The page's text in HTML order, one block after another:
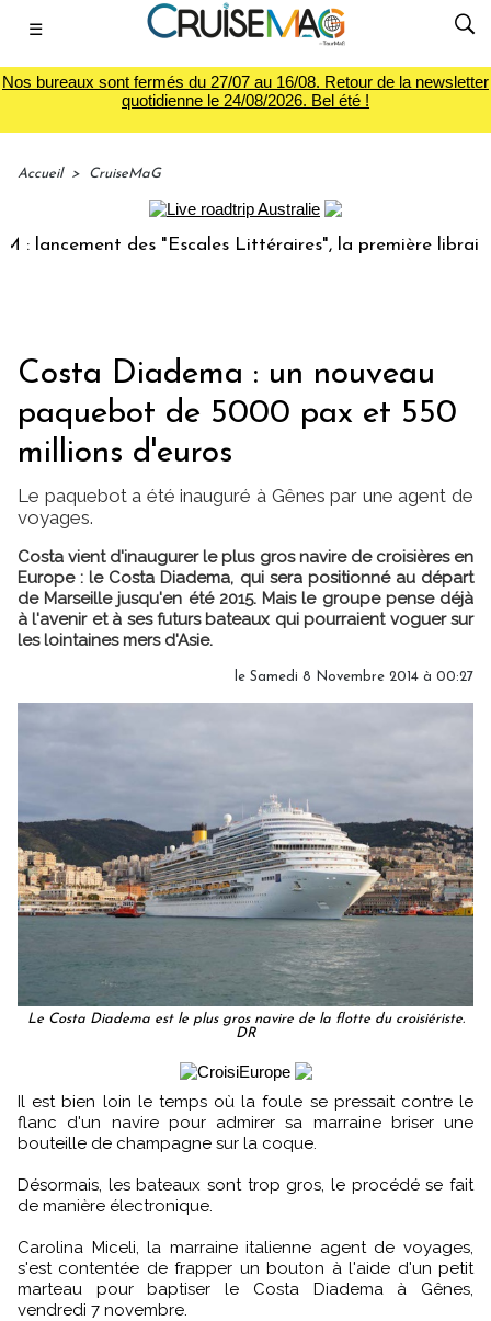
☰
Nos bureaux sont fermés du 27/07 au 16/08. Retour de la newsletter
quotidienne le 24/08/2026. Bel été !
Accueil > CruiseMaG
des "Escales Littéraires", la première librairie du
Costa Diadema : un nouveau
paquebot de 5000 pax et 550
millions d'euros
Le paquebot a été inauguré à Gênes par une agent de
voyages.
Costa vient d'inaugurer le plus gros navire de croisières en
Europe : le Costa Diadema, qui sera positionné au départ
de Marseille jusqu'en été 2015. Mais le groupe pense déjà
à l'avenir et à ses futurs bateaux qui pourraient voguer sur
les lointaines mers d'Asie.
le Samedi 8 Novembre 2014 à 00:27
Le Costa Diadema est le plus gros navire de la flotte du croisiériste.
DR
Il est bien loin le temps où la foule se pressait contre le
flanc d'un navire pour admirer sa marraine briser une
bouteille de champagne sur la coque.
Désormais, les bateaux sont trop gros, le procédé se fait
de manière électronique.
Carolina Miceli, la marraine italienne agent de voyages,
s'est contentée de frapper un bouton à l'aide d'un petit
marteau pour baptiser le Costa Diadema à Gênes,
vendredi 7 novembre.